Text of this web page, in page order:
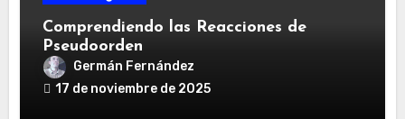
Comprendiendo las Reacciones de
Pseudoorden
Germán Fernández
17 de noviembre de 2025